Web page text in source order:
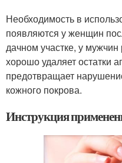
Необходимость в
появляются у женщин
дачном участке, у
хорошо удаляет остатки
предотвращает
кожного покрова.
Инструкция